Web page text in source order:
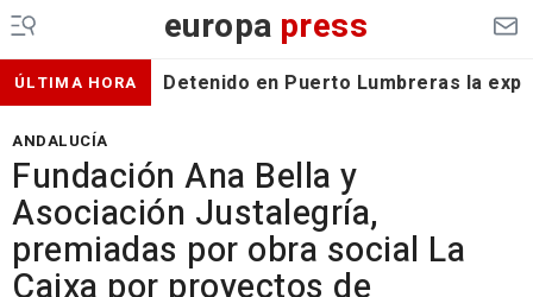
europa press
ÚLTIMA HORA Detenido en Puerto Lumbreras la
ANDALUCÍA
Fundación Ana Bella y
Asociación Justalegría,
premiadas por obra social La